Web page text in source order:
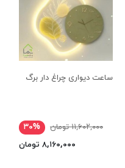
ساعت دیواری چراغ دار برگ
۱۱,۶۰۲,۰۰۰ تومان
۳۰%
۸,۱۶۰,۰۰۰ تومان